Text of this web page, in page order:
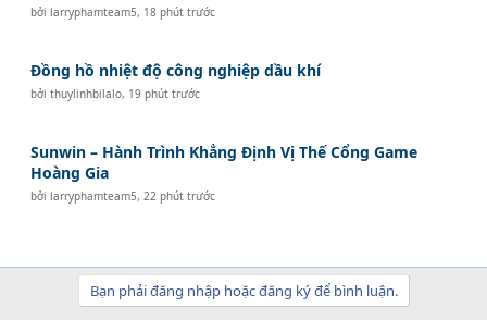
bởilarryphamteam5, 18 phút trước
Đồng hồ nhiệt độ công nghiệp dầu khí
bởithuylinhbilalo, 19 phút trước
Sunwin – Hành Trình Khẳng Định Vị Thế Cổng Game
Hoàng Gia
bởilarryphamteam5, 22 phút trước
Bạn phải đăng nhập hoặc đăng ký để bình luận.